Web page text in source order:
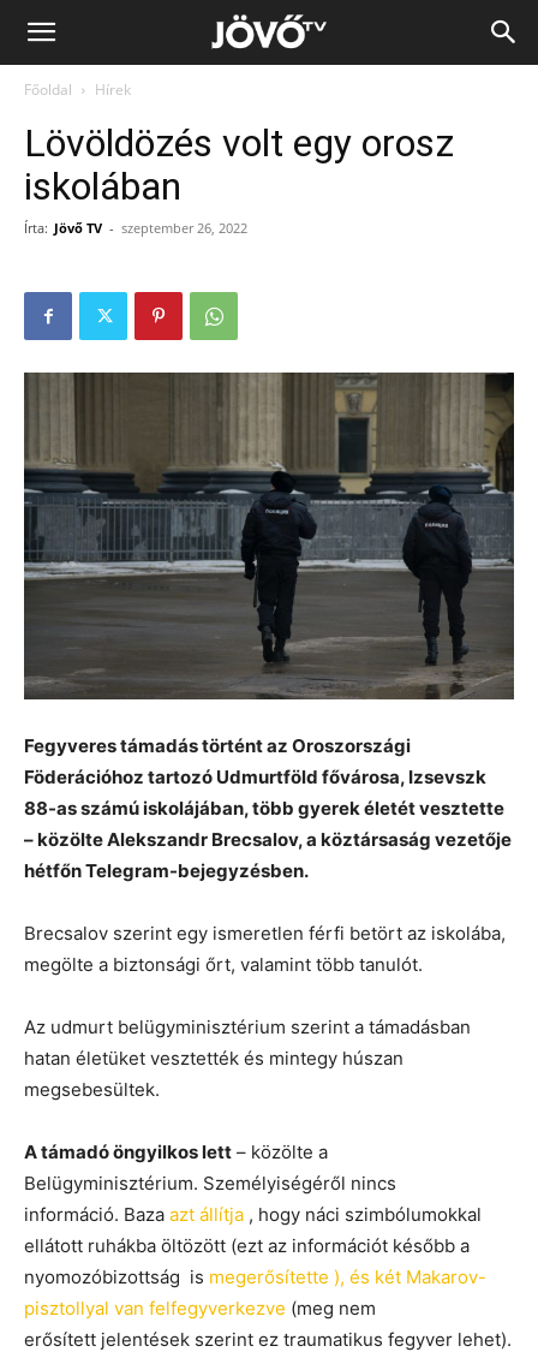
Jövő
Főoldal Hírek
Lövöldözés volt egy orosz
iskolában
Írta: Jövő TV - szeptember 26, 2022
Fegyveres támadás történt az Oroszországi
Föderációhoz tartozó Udmurtföld fővárosa, Izsevszk
88-as számú iskolájában, több gyerek életét vesztette
– közölte Alekszandr Brecsalov, a köztársaság vezetője
hétfőn Telegram-bejegyzésben.
Brecsalov szerint egy ismeretlen férfi betört az iskolába,
megölte a biztonsági őrt, valamint több tanulót.
Az udmurt belügyminisztérium szerint a támadásban
hatan életüket vesztették és mintegy húszan
megsebesültek.
A támadó öngyilkos lett – közölte a
Belügyminisztérium. Személyiségéről nincs
információ. Baza azt állítja , hogy náci szimbólumokkal
ellátott ruhákba öltözött (ezt az információt később a
nyomozóbizottság is megerősítette ), és két Makarov-
pisztollyal van felfegyverkezve (meg nem
erősített jelentések szerint ez traumatikus fegyver lehet).